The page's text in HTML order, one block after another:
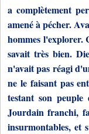
a complètement
amené à pécher.
hommes l'explorer.
savait très bien.
n'avait pas réagi
ne le faisant pas
testant son
Jourdain franchi,
insurmontables, et